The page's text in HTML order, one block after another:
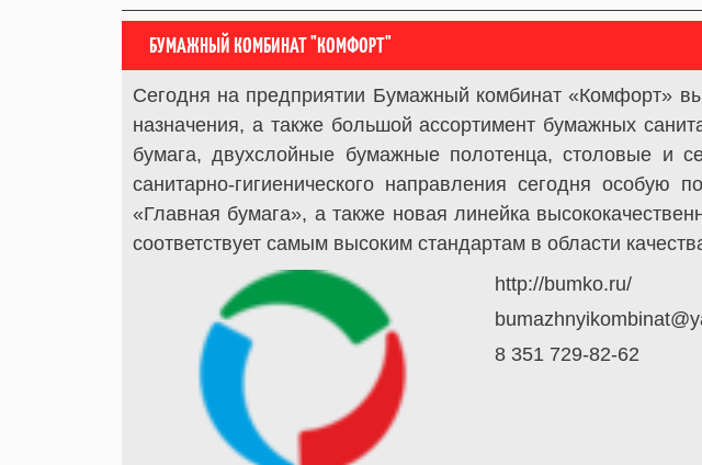
БУМАЖНЫЙ КОМБИНАТ "КОМФОРТ"
Сегодня на предприятии Бумажный комбинат «Комфорт»
назначения, а также большой ассортимент бумажных
бумага, двухслойные бумажные полотенца, столовые и
санитарно-гигиенического направления сегодня особую
«Главная бумага», а также новая линейка
соответствует самым высоким стандартам в области
http://bumko.ru/
8 351 729-82-62